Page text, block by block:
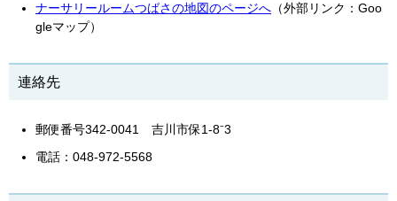
ナーサリールームつばさの地図のページへ （外部リンク：Goo
gleマップ）
連絡先
郵便番号342-0041 吉川市保1-8⁻3
電話：048-972-5568